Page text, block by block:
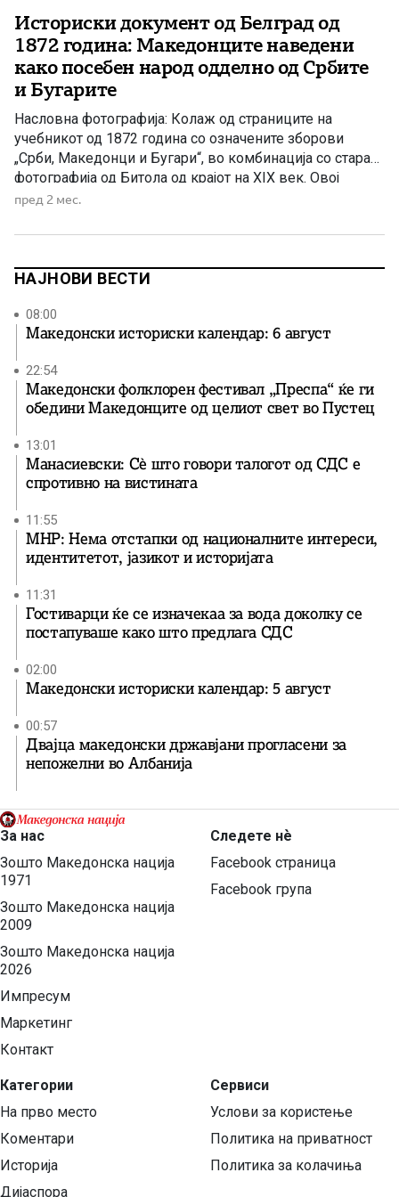
Историски документ од Белград од
1872 година: Македонците наведени
како посебен народ одделно од Србите
и Бугарите
Насловна фотографија: Колаж од страниците на
учебникот од 1872 година со означените зборови
„Срби, Македонци и Бугари“, во комбинација со стара
фотографија од Битола од крајот на XIX век. Овој
документ од XIX век вреди да го прочитаат Румен
бугарската историска комисија – можеби архивските
пред 2 мес.
НАЈНОВИ ВЕСТИ
08:00
Македонски историски календар: 6 август
22:54
Македонски фолклорен фестивал „Преспа“ ќе ги
обедини Македонците од целиот свет во Пустец
13:01
Манасиевски: Сè што говори талогот од СДС е
спротивно на вистината
11:55
МНР: Нема отстапки од националните интереси,
идентитетот, јазикот и историјата
11:31
Гостиварци ќе се изначекаа за вода доколку се
постапуваше како што предлага СДС
02:00
Македонски историски календар: 5 август
00:57
Двајца македонски државјани прогласени за
непожелни во Албанија
За нас
Зошто Македонска нација
1971
Зошто Македонска нација
2009
Зошто Македонска нација
2026
Импресум
Маркетинг
Контакт
Категории
На прво место
Коментари
Историја
Дијаспора
Следете нѐ
Facebook страница
Facebook група
Сервиси
Услови за користење
Политика на приватност
Политика за колачиња